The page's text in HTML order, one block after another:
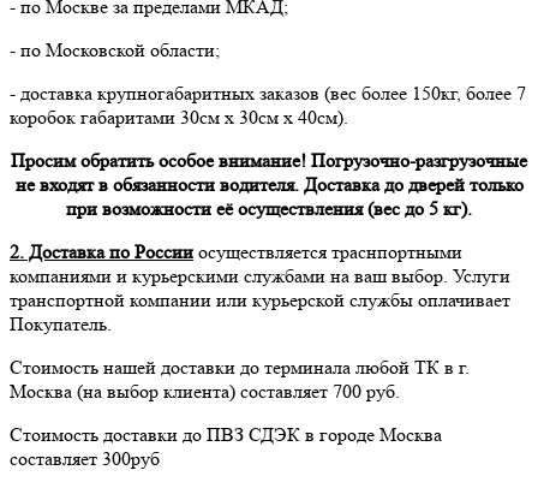
- по Москве за пределами МКАД;
- по Московской области;
- доставка крупногабаритных заказов (вес более 150кг, более 7
коробок габаритами 30см х 30см х 40см).
Просим обратить особое внимание! Погрузочно-разгрузочные
не входят в обязанности водителя. Доставка до дверей только
при возможности её осуществления (вес до 5 кг).
2. Доставка по России осуществляется траснпортными
компаниями и курьерскими службами на ваш выбор. Услуги
транспортной компании или курьерской службы оплачивает
Покупатель.
Стоимость нашей доставки до терминала любой ТК в г.
Москва (на выбор клиента) составляет 700 руб.
Стоимость доставки до ПВЗ СДЭК в городе Москва
составляет 300руб